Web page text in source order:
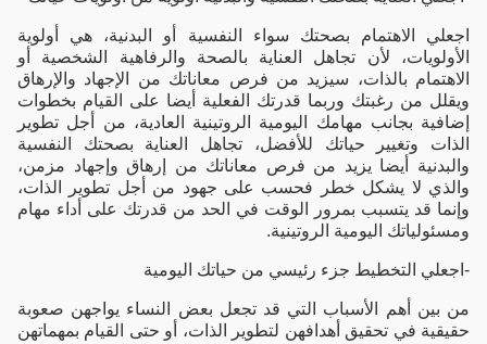
اجعلي الاهتمام بصحتك سواء النفسية أو البدنية، هي أولوية
الأولويات، لأن تجاهل العناية بالصحة والرفاهية الشخصية أو
الاهتمام بالذات، سيزيد من فرص معاناتك من الإجهاد والإرهاق
ويقلل من رغبتك وربما قدرتك الفعلية أيضا على القيام بخطوات
إضافية بجانب مهامك اليومية الروتينية العادية، من أجل تطوير
الذات وتغيير حياتك للأفضل، تجاهل العناية بصحتك النفسية
والبدنية أيضا يزيد من فرص معاناتك من إرهاق وإجهاد مزمن،
والذي لا يشكل خطر فحسب على جهود من أجل تطوير الذات،
وإنما قد يتسبب بمرور الوقت في الحد من قدرتك على أداء مهام
ومسئولياتك اليومية الروتينية.
-اجعلي التخطيط جزء رئيسي من حياتك اليومية
من بين أهم الأسباب التي قد تجعل بعض النساء يواجهن صعوبة
حقيقية في تحقيق أهدافهن لتطوير الذات، أو حتى القيام بمهماتهن